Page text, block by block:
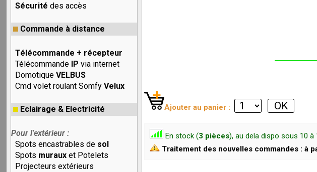
Sécurité des accès
Commande à distance
Télécommande + récepteur
Télécommande IP via internet
DomotiqueVELBUS
Cmd volet roulant SomfyVelux
Eclairage & Electricité
Pour l'extérieur :
Spots encastrables de sol
Spots muraux et Potelets
Projecteurs extérieurs
Ajouter au panier :
En stock (3 pièces), au dela dispo sous 10
Traitement des nouvelles commandes : à